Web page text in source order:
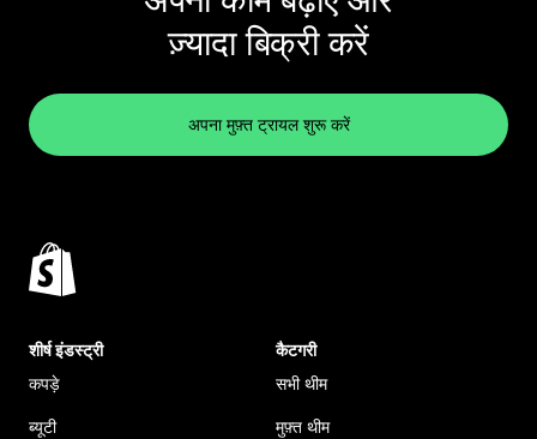
ज़्यादा बिक्री करें
अपना मुफ़्त ट्रायल शुरू करें
शीर्ष इंडस्ट्री
कपड़े
ब्यूटी
कैटगरी
सभी थीम
मुफ़्त थीम